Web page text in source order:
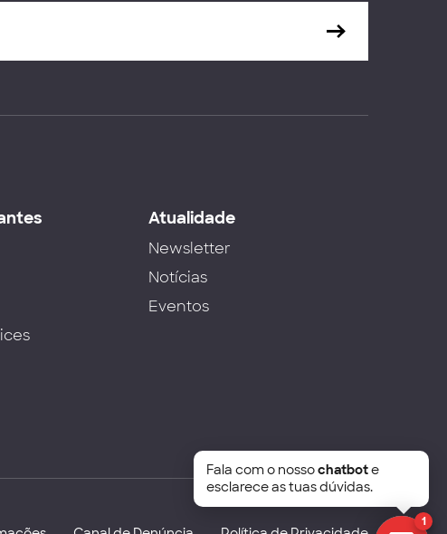
Atualidade
Newsletter
Notícias
Eventos
1
Fala com o nossochatbote
esclarece as tuas dúvidas.